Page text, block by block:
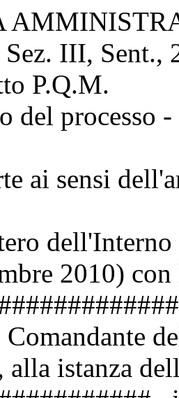
Sez. III, Sent.,
P.Q.M.
del processo
ai sensi
dell'Interno
2010)
alla istanza